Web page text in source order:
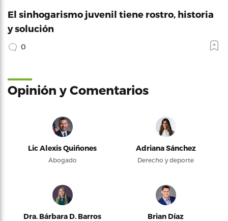
El sinhogarismo juvenil tiene rostro, historia
y solución
0
Opinión y Comentarios
Lic Alexis Quiñones
Abogado
Adriana Sánchez
Derecho y deporte
Dra. Bárbara D. Barros Brian Díaz